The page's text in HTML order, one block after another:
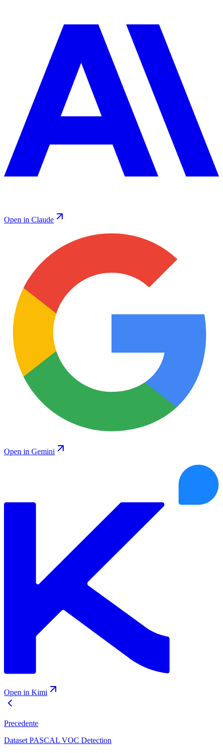
Open in Claude
Open in Gemini
Open in Kimi
Precedente
Dataset PASCAL VOC Detection